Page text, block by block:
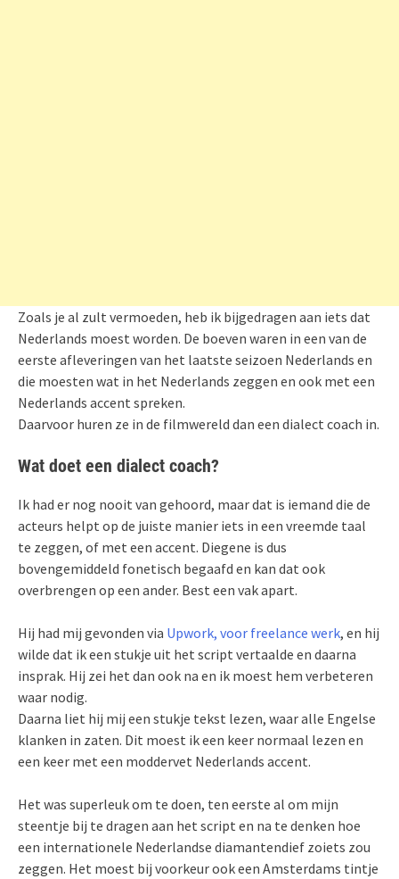
Zoals je al zult vermoeden, heb ik bijgedragen aan iets dat
Nederlands moest worden. De boeven waren in een van de
eerste afleveringen van het laatste seizoen Nederlands en
die moesten wat in het Nederlands zeggen en ook met een
Nederlands accent spreken.
Daarvoor huren ze in de filmwereld dan een dialect coach in.
Wat doet een dialect coach?
Ik had er nog nooit van gehoord, maar dat is iemand die de
acteurs helpt op de juiste manier iets in een vreemde taal
te zeggen, of met een accent. Diegene is dus
bovengemiddeld fonetisch begaafd en kan dat ook
overbrengen op een ander. Best een vak apart.
Hij had mij gevonden via Upwork, voor freelance werk, en hij
wilde dat ik een stukje uit het script vertaalde en daarna
insprak. Hij zei het dan ook na en ik moest hem verbeteren
waar nodig.
Daarna liet hij mij een stukje tekst lezen, waar alle Engelse
klanken in zaten. Dit moest ik een keer normaal lezen en
een keer met een moddervet Nederlands accent.
Het was superleuk om te doen, ten eerste al om mijn
steentje bij te dragen aan het script en na te denken hoe
een internationele Nederlandse diamantendief zoiets zou
zeggen. Het moest bij voorkeur ook een Amsterdams tintje